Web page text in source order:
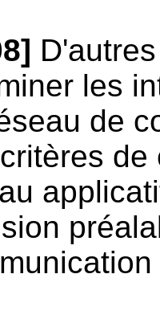
les
de
de